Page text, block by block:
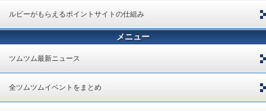
ルビーがもらえるポイントサイトの仕組み
メニュー
ツムツム最新ニュース
全ツムツムイベントをまとめ